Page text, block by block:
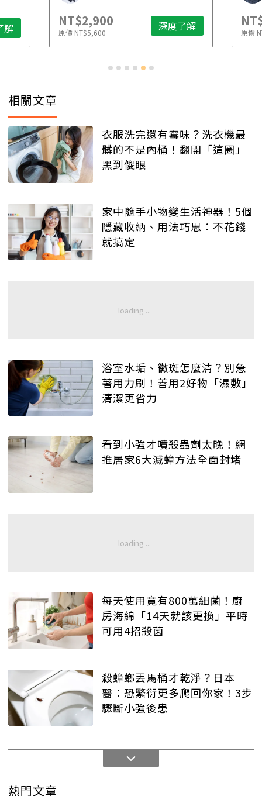
解 NT$2,900
原價NT$5,600 深度了解 原價
相關文章
衣服洗完還有霉味？洗衣機最
髒的不是內桶！翻開「這圈」
黑到傻眼
家中隨手小物變生活神器！5個
隱藏收納、用法巧思：不花錢
就搞定
浴室水垢、黴斑怎麼清？別急
著用力刷！善用2好物「濕敷」
清潔更省力
看到小強才噴殺蟲劑太晚！網
推居家6大滅蟑方法全面封堵
每天使用竟有800萬細菌！廚
房海綿「14天就該更換」平時
可用4招殺菌
殺蟑螂丟馬桶才乾淨？日本
醫：恐繁衍更多爬回你家！3步
驟斷小強後患
熱門文章